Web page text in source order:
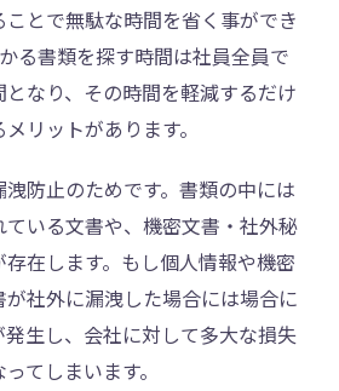
ことで無駄な時間を省く事ができ
る書類を探す時間は社員全員で
なり、その時間を軽減するだけ
リットがあります。
防止のためです。書類の中には
いる文書や、機密文書・社外秘
在します。もし個人情報や機密
社外に漏洩した場合には場合に
生し、会社に対して多大な損失
てしまいます。